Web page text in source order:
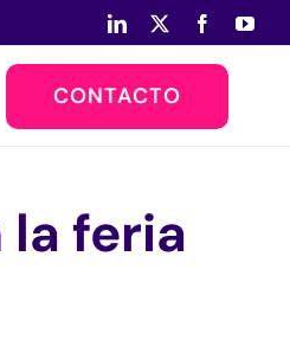
LinkedIn Facebook
CONTACTO
feria